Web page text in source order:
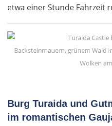
etwa einer Stunde Fahrzeit
Burg Turaida und
im romantischen